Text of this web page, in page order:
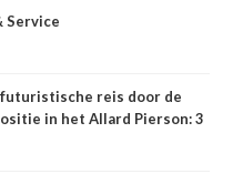
Service
futuristische reis door de
in het Allard Pierson: 3